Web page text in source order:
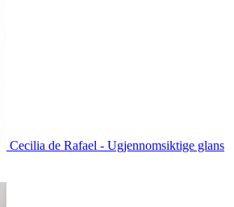
Cecilia de Rafael - Ugjennomsiktige glans